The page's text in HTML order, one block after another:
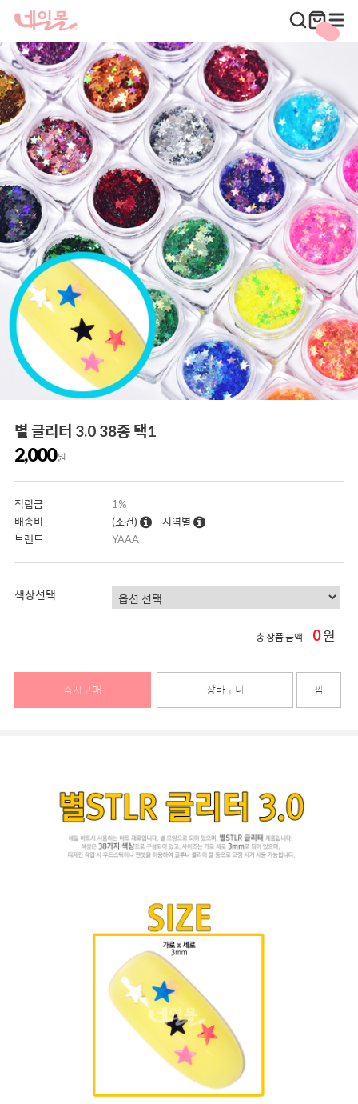
별 글리터 3.0 38종 택1
2,000원
적립금
1%
배송비
(조건)
지역별
브랜드
YAAA
색상선택
총 상품 금액 0원
즉시구매 장바구니 찜